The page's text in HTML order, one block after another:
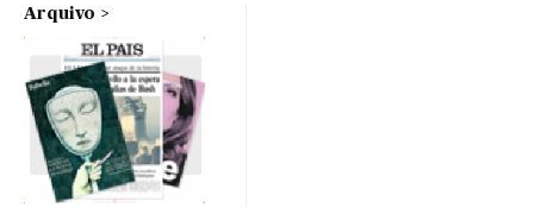
Arquivo